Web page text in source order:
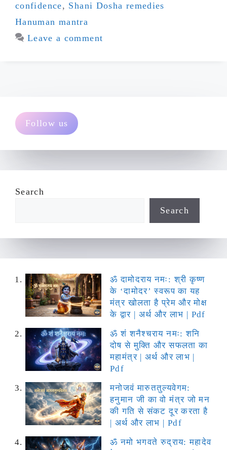
confidence, Shani Dosha remedies
Hanuman mantra
Leave a comment
Follow us
Search
Search
ॐ दामोदराय नमः: श्री कृष्ण
के ‘दामोदर’ स्वरूप का यह
मंत्र खोलता है प्रेम और मोक्ष
के द्वार | अर्थ और लाभ | Pdf
ॐ शं शनैश्चराय नमः: शनि
दोष से मुक्ति और सफलता का
महामंत्र | अर्थ और लाभ |
Pdf
मनोजवं मारुततुल्यवेगम:
हनुमान जी का वो मंत्र जो मन
की गति से संकट दूर करता है
| अर्थ और लाभ | Pdf
ॐ नमो भगवते रुद्राय: महादेव